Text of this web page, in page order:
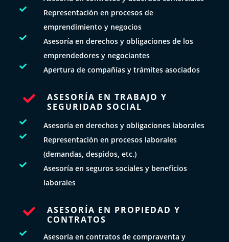

Representación en procesos de
emprendimiento y negocios

Asesoría en derechos y obligaciones de los
emprendedores y negociantes
 Apertura de compañías y trámites asociados

ASESORÍA EN TRABAJO Y
SEGURIDAD SOCIAL
 Asesoría en derechos y obligaciones laborales

Representación en procesos laborales
(demandas, despidos, etc.)

Asesoría en seguros sociales y beneficios
laborales

ASESORÍA EN PROPIEDAD Y
CONTRATOS

Asesoría en contratos de compraventa y